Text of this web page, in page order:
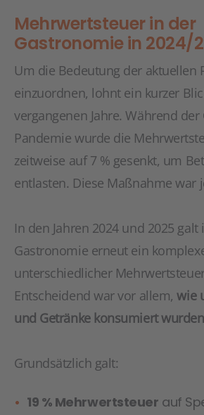
Mehrwertsteuer in der
Gastronomie in 2024/
Um die Bedeutung der aktuellen
einzuordnen, lohnt ein kurzer
vergangenen Jahre. Während der
Pandemie wurde die
zeitweise auf 7 % gesenkt, um
entlasten. Diese Maßnahme war
In den Jahren 2024 und 2025 galt
Gastronomie erneut ein
unterschiedlicher
Entscheidend war vor allem,wie
und Getränke konsumiert wurden
Grundsätzlich galt:
19 % Mehrwertsteuer auf